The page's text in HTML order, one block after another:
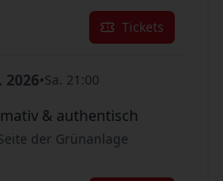
Tickets
2026•Sa. 21:00
& authentisch
der Grünanlage